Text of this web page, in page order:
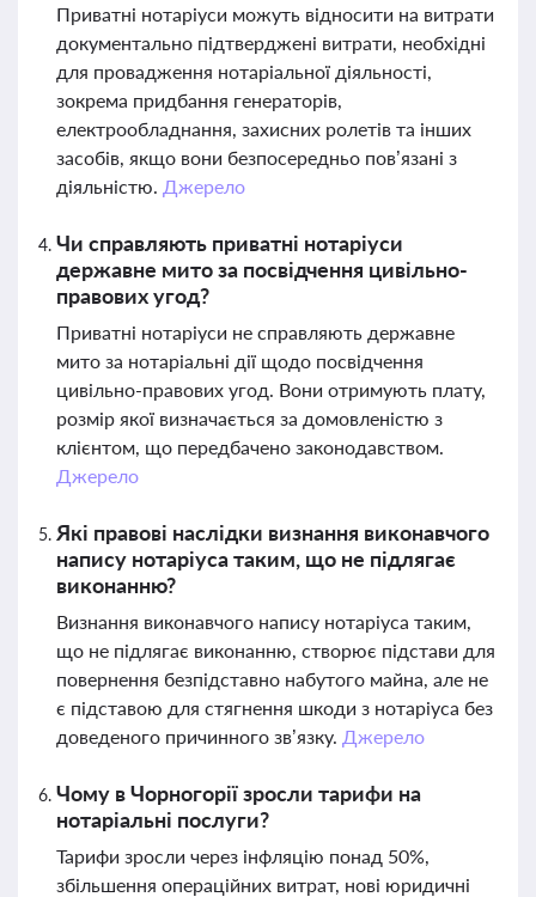
Приватні нотаріуси можуть відносити на витрати
документально підтверджені витрати, необхідні
для провадження нотаріальної діяльності,
зокрема придбання генераторів,
електрообладнання, захисних ролетів та інших
засобів, якщо вони безпосередньо пов’язані з
діяльністю. Джерело
Чи справляють приватні нотаріуси
державне мито за посвідчення цивільно-
правових угод?
Приватні нотаріуси не справляють державне
мито за нотаріальні дії щодо посвідчення
цивільно-правових угод. Вони отримують плату,
розмір якої визначається за домовленістю з
клієнтом, що передбачено законодавством.
Джерело
Які правові наслідки визнання виконавчого
напису нотаріуса таким, що не підлягає
виконанню?
Визнання виконавчого напису нотаріуса таким,
що не підлягає виконанню, створює підстави для
повернення безпідставно набутого майна, але не
є підставою для стягнення шкоди з нотаріуса без
доведеного причинного зв’язку. Джерело
Чому в Чорногорії зросли тарифи на
нотаріальні послуги?
Тарифи зросли через інфляцію понад 50%,
збільшення операційних витрат, нові юридичні